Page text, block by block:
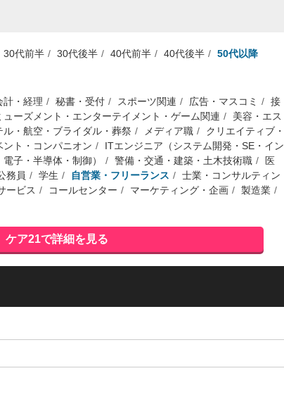
30代前半 30代後半 40代前半 40代後半 50代以降
計・経理 秘書・受付 スポーツ関連 広告・マスコミ
接
ューズメント・エンターテイメント・ゲーム関連
美容・エス
ル・航空・ブライダル・葬祭 メディア職
クリエイティブ・
ント・コンパニオン
ITエンジニア（システム開発・SE・イン
子・半導体・制御） 警備・交通・建築・土木技術職
医
務員 学生 自営業・フリーランス
士業・コンサルティン
ービス コールセンター マーケティング・企画
製造業
ケア21で詳細を見る